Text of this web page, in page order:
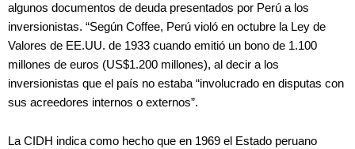
algunos documentos de deuda presentados por Perú a los
inversionistas. “Según Coffee, Perú violó en octubre la Ley de
Valores de EE.UU. de 1933 cuando emitió un bono de 1.100
millones de euros (US$1.200 millones), al decir a los
inversionistas que el país no estaba “involucrado en disputas con
sus acreedores internos o externos”.
La CIDH indica como hecho que en 1969 el Estado peruano